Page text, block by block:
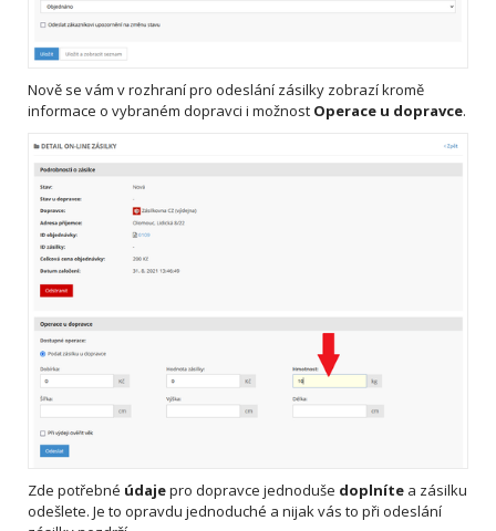
Nově se vám v rozhraní pro odeslání zásilky zobrazí kromě
informace o vybraném dopravci i možnost Operace u dopravce.
Zde potřebné údajepro dopravce jednoduše doplníte a zásilku
odešlete. Je to opravdu jednoduché a nijak vás to při odeslání